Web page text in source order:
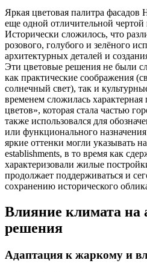
Яркая цветовая палитра фасадов
еще одной отличительной
Исторически сложилось, что
розового, голубого и зелёного
архитектурных деталей и
Эти цветовые решения не были
как практические соображения
солнечный свет), так и
временем сложилась
цветов», которая стала частью
также использовался для
или функционального
яркие оттенки могли указывать
establishments, в то время как
характеризовали жилые
продолжает поддерживаться и
сохранению исторического
Влияние климата на
решения
Адаптация к жаркому и